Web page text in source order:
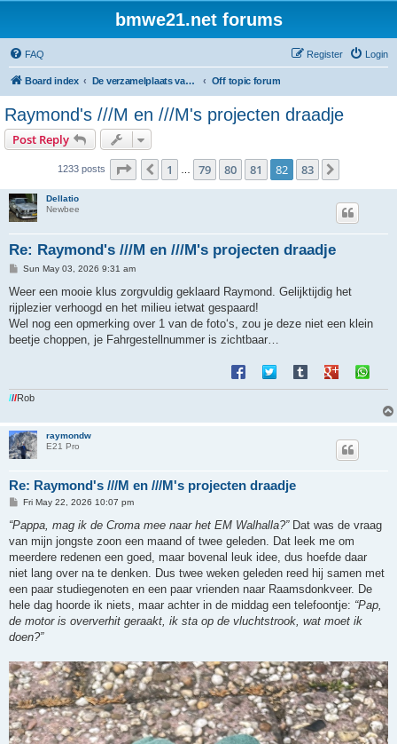
bmwe21.net forums
FAQ Login
Register
Board index De verzamelplaats van E21 fanaten der lage landen - Dutch forum Off topic forum
Raymond's ///M en ///M's projecten draadje
Post Reply
1233 posts Page 82 of 83
Previous
1 79 80 81 82 83
Dellatio
Newbee
Re: Raymond's ///M en ///M's projecten draadje
P
s
Sun May 03, 2026 9:31 am
Weer een mooie klus zorgvuldig geklaard Raymond. Gelijktijdig het
rijplezier verhoogd en het milieu ietwat gespaard!
Wel nog een opmerking over 1 van de foto‘s, zou je deze niet een klein
beetje choppen, je Fahrgestellnummer is zichtbaar…
///Rob
raymondw
E21 Pro
Re: Raymond's ///M en ///M's projecten draadje
P
s
Fri May 22, 2026 10:07 pm
“Pappa, mag ik de Croma mee naar het EM Walhalla?”Dat was de vraag
van mijn jongste zoon een maand of twee geleden. Dat leek me om
meerdere redenen een goed, maar bovenal leuk idee, dus hoefde daar
niet lang over na te denken. Dus twee weken geleden reed hij samen met
een paar studiegenoten en een paar vrienden naar Raamsdonkveer. De
hele dag hoorde ik niets, maar achter in de middag een telefoontje: “Pap,
de motor is oververhit geraakt, ik sta op de vluchtstrook, wat moet ik
doen?”